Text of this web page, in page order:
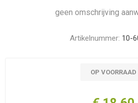
geen omschrijving
Artikelnummer: 10-
OP VOORRAAD